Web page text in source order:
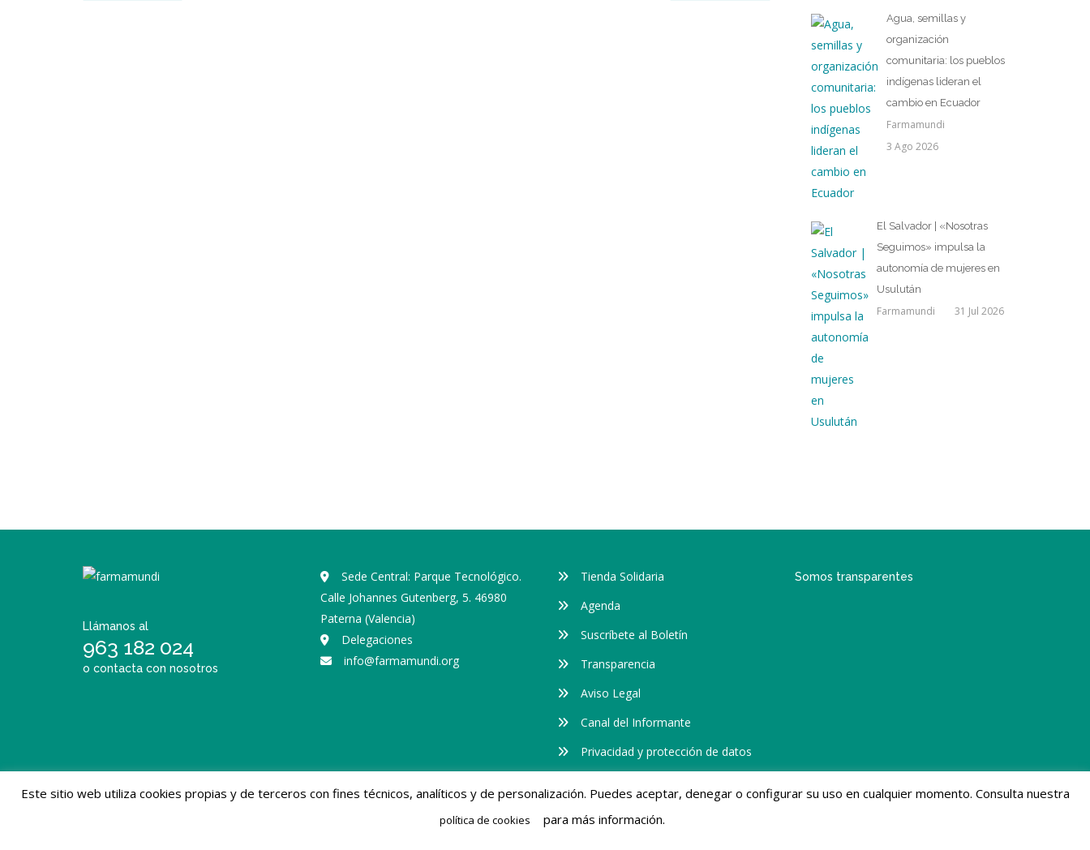
Agua, semillas y
organización
comunitaria: los pueblos
indígenas lideran el
cambio en Ecuador
Farmamundi
3 Ago 2026
El Salvador | «Nosotras
Seguimos» impulsa la
autonomía de mujeres en
Usulután
Farmamundi 31 Jul 2026
Llámanos al
963 182 024
o contacta con nosotros
Sede Central: Parque Tecnológico.
Calle Johannes Gutenberg, 5. 46980
Paterna (Valencia)
Delegaciones
info@farmamundi.org
Tienda Solidaria
Agenda
Suscríbete al Boletín
Transparencia
Aviso Legal
Canal del Informante
Privacidad y protección de datos
Somos transparentes
Este sitio web utiliza cookies propias y de terceros con fines técnicos, analíticos y de personalización. Puedes aceptar, denegar o configurar su uso en cualquier momento. Consulta nuestra
política de cookies para más información.